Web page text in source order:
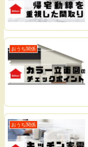
おうち関係
おうち関係